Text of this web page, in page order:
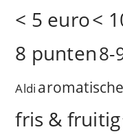
< 5 euro<
8 punten8-
Aldi
fris & fruitig